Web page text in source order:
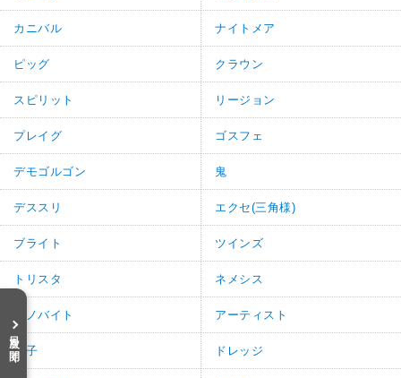
目次を開く
カニバル ナイトメア
ピッグ クラウン
スピリット リージョン
プレイグ ゴスフェ
デモゴルゴン 鬼
デススリ エクセ(三角様)
ブライト ツインズ
トリスタ ネメシス
セノバイト アーティスト
貞子 ドレッジ